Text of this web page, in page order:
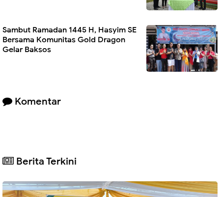
Sambut Ramadan 1445 H, Hasyim SE
Bersama Komunitas Gold Dragon
Gelar Baksos
Komentar
Berita Terkini